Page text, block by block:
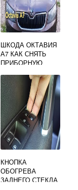
ШКОДА ОКТАВИЯ
А7 КАК СНЯТЬ
ПРИБОРНУЮ
КНОПКА
ОБОГРЕВА
ЗАДНЕГО СТЕКЛА